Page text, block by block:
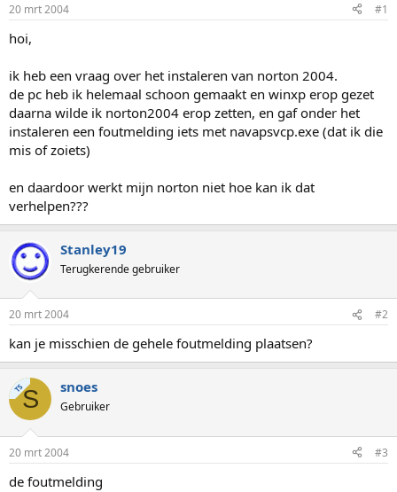
s
t
a
t
e
r
m
20 mrt 2004 #1
hoi,
ik heb een vraag over het instaleren van norton 2004.
de pc heb ik helemaal schoon gemaakt en winxp erop gezet
daarna wilde ik norton2004 erop zetten, en gaf onder het
instaleren een foutmelding iets met navapsvcp.exe (dat ik die
mis of zoiets)
en daardoor werkt mijn norton niet hoe kan ik dat
verhelpen???
Stanley19
Terugkerende gebruiker
20 mrt 2004 #2
kan je misschien de gehele foutmelding plaatsen?
TSS snoes
Gebruiker
20 mrt 2004 #3
de foutmelding